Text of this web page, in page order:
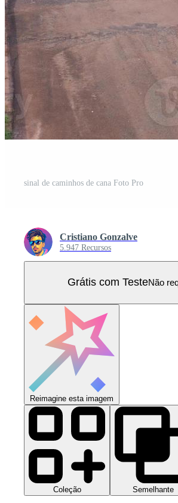
sinal de caminhos de cana Foto Pro
Cristiano Gonzalve
5.947 Recursos
Grátis com TesteNão
Reimagine esta imagem
Coleção Semelhante